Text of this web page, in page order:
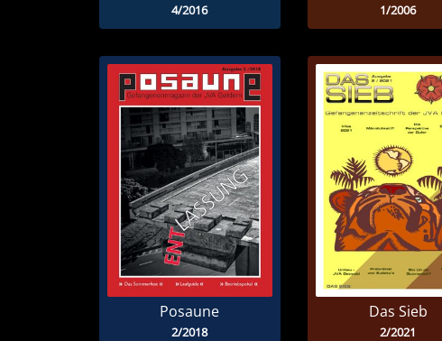
4/2016 1/2006
Posaune
2/2018
Das Sieb
2/2021